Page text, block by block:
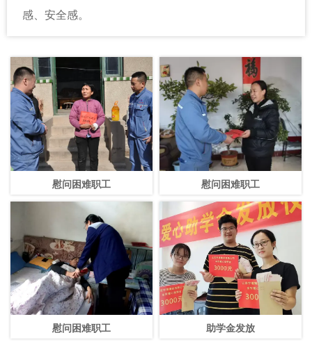
感、安全感。
慰问困难职工 慰问困难职工
慰问困难职工 助学金发放